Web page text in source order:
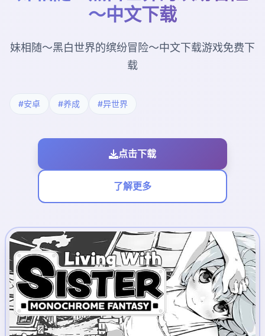
～中文下载
妹相随～黑白世界的缤纷冒险～中文下载游戏免费下
载
#安卓 #养成 #异世界
点击下载
了解更多